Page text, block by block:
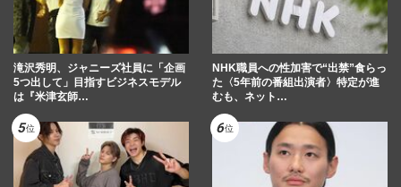
滝沢秀明、ジャニーズ社員に「企画
5つ出して」目指すビジネスモデル
は『米津玄師…
NHK職員への性加害で“出禁”食らっ
た〈5年前の番組出演者〉特定が進
むも、ネット…